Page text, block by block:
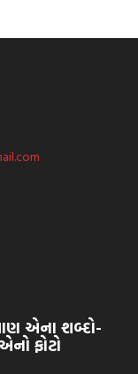
એના શબ્દો-
ફોટો